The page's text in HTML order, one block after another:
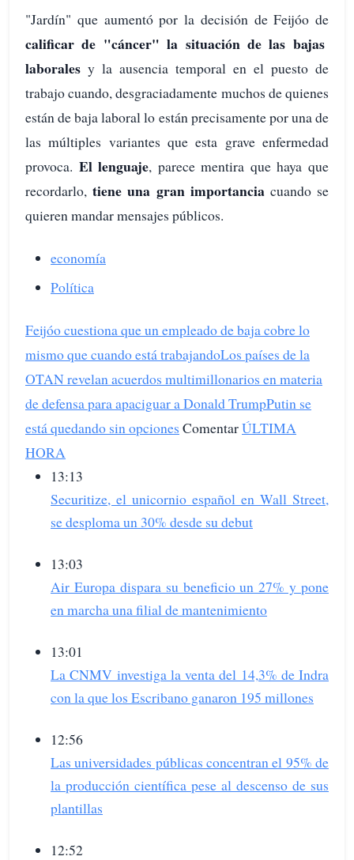
"Jardín" que aumentó por la decisión de Feijóo de
calificar de "cáncer" la situación de las bajas
laborales y la ausencia temporal en el puesto de
trabajo cuando, desgraciadamente muchos de quienes
están de baja laboral lo están precisamente por una de
las múltiples variantes que esta grave enfermedad
provoca. El lenguaje, parece mentira que haya que
recordarlo, tiene una gran importanciacuando se
quieren mandar mensajes públicos.
economía
Política
Feijóo cuestiona que un empleado de baja cobre lo
mismo que cuando está trabajandoLos países de la
OTAN revelan acuerdos multimillonarios en materia
de defensa para apaciguar a Donald TrumpPutin se
está quedando sin opciones ComentarÚLTIMA
HORA
13:13
Securitize, el unicornio español en Wall Street,
se desploma un 30% desde su debut
13:03
Air Europa dispara su beneficio un 27% y pone
en marcha una filial de mantenimiento
13:01
La CNMV investiga la venta del 14,3% de Indra
con la que los Escribano ganaron 195 millones
12:56
Las universidades públicas concentran el 95% de
la producción científica pese al descenso de sus
plantillas
12:52